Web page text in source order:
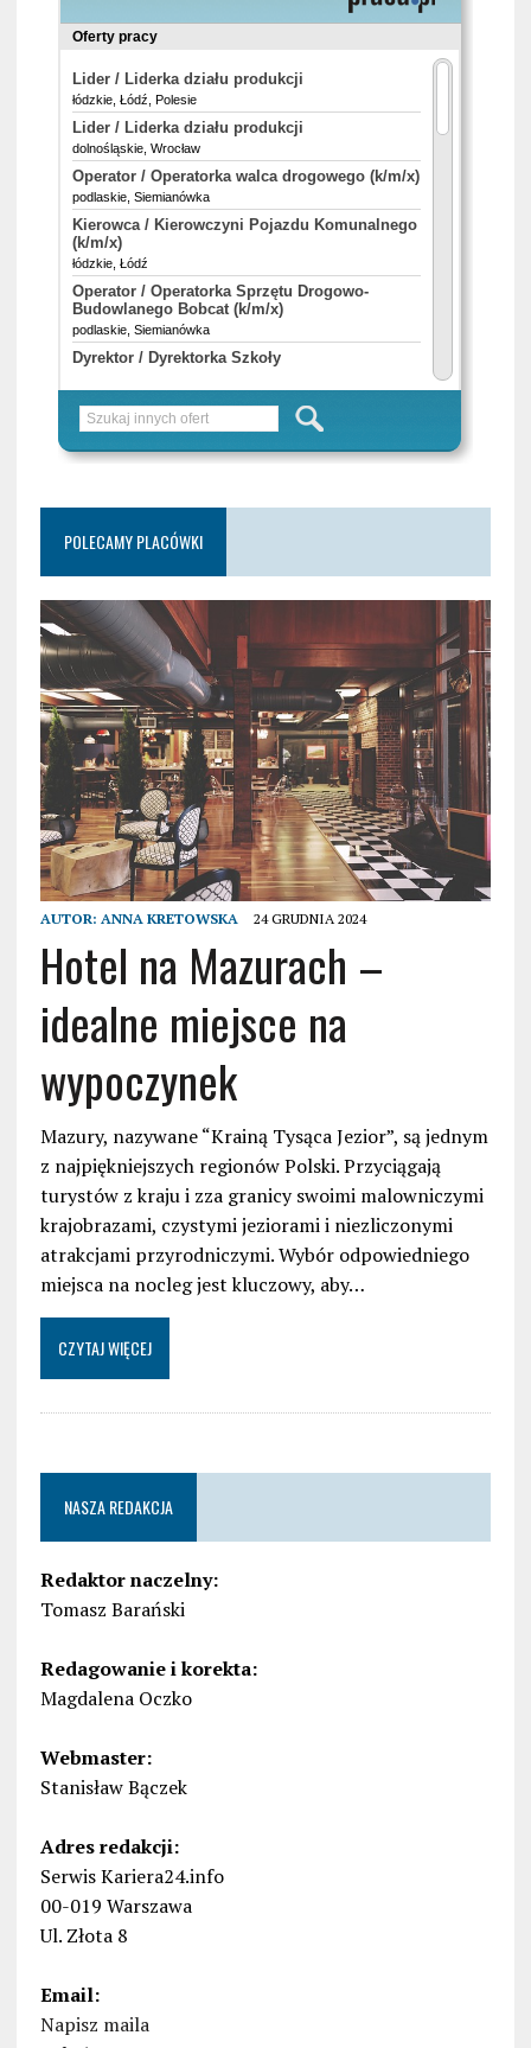
POLECAMY PLACÓWKI
AUTOR: ANNA KRETOWSKA 24 GRUDNIA 2024
Hotel na Mazurach –
idealne miejsce na
wypoczynek
Mazury, nazywane “Krainą Tysąca Jezior”, są jednym
z najpiękniejszych regionów Polski. Przyciągają
turystów z kraju i zza granicy swoimi malowniczymi
krajobrazami, czystymi jeziorami i niezliczonymi
atrakcjami przyrodniczymi. Wybór odpowiedniego
miejsca na nocleg jest kluczowy, aby…
CZYTAJ WIĘCEJ
NASZA REDAKCJA
Redaktor naczelny:
Tomasz Barański
Redagowanie i korekta:
Magdalena Oczko
Webmaster:
Stanisław Bączek
Adres redakcji:
Serwis Kariera24.info
00-019 Warszawa
Ul. Złota 8
Email:
Napisz maila